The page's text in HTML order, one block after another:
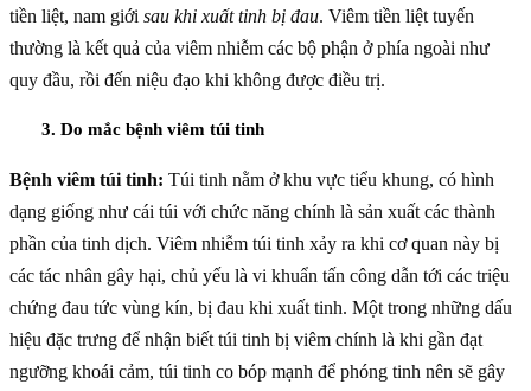
tiền liệt, nam giới sau khi xuất tinh bị đau. Viêm tiền liệt tuyến
thường là kết quả của viêm nhiễm các bộ phận ở phía ngoài như
quy đầu, rồi đến niệu đạo khi không được điều trị.
3. Do mắc bệnh viêm túi tinh
Bệnh viêm túi tinh: Túi tinh nằm ở khu vực tiểu khung, có hình
dạng giống như cái túi với chức năng chính là sản xuất các thành
phần của tinh dịch. Viêm nhiễm túi tinh xảy ra khi cơ quan này bị
các tác nhân gây hại, chủ yếu là vi khuẩn tấn công dẫn tới các triệu
chứng đau tức vùng kín, bị đau khi xuất tinh. Một trong những dấu
hiệu đặc trưng để nhận biết túi tinh bị viêm chính là khi gần đạt
ngưỡng khoái cảm, túi tinh co bóp mạnh để phóng tinh nên sẽ gây